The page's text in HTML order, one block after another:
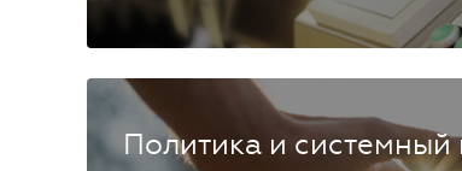
Политика и